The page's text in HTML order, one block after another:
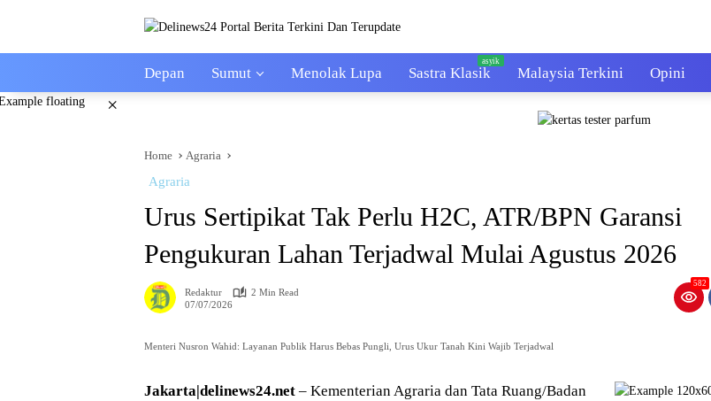
Depan Sumut Menolak Lupa Sastra Klasik Malaysia Terkini Opini
×
Home Agraria
Agraria
Urus Sertipikat Tak Perlu H2C, ATR/BPN Garansi
Pengukuran Lahan Terjadwal Mulai Agustus 2026
Redaktur
2 Min Read
07/07/2026
582
Menteri Nusron Wahid: Layanan Publik Harus Bebas Pungli, Urus Ukur Tanah Kini Wajib Terjadwal
Jakarta|delinews24.net – Kementerian Agraria dan Tata Ruang/Badan